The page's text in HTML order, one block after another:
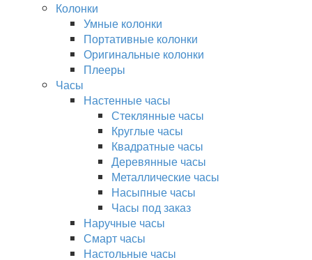
Колонки
Умные колонки
Портативные колонки
Оригинальные колонки
Плееры
Часы
Настенные часы
Стеклянные часы
Круглые часы
Квадратные часы
Деревянные часы
Металлические часы
Насыпные часы
Часы под заказ
Наручные часы
Смарт часы
Настольные часы